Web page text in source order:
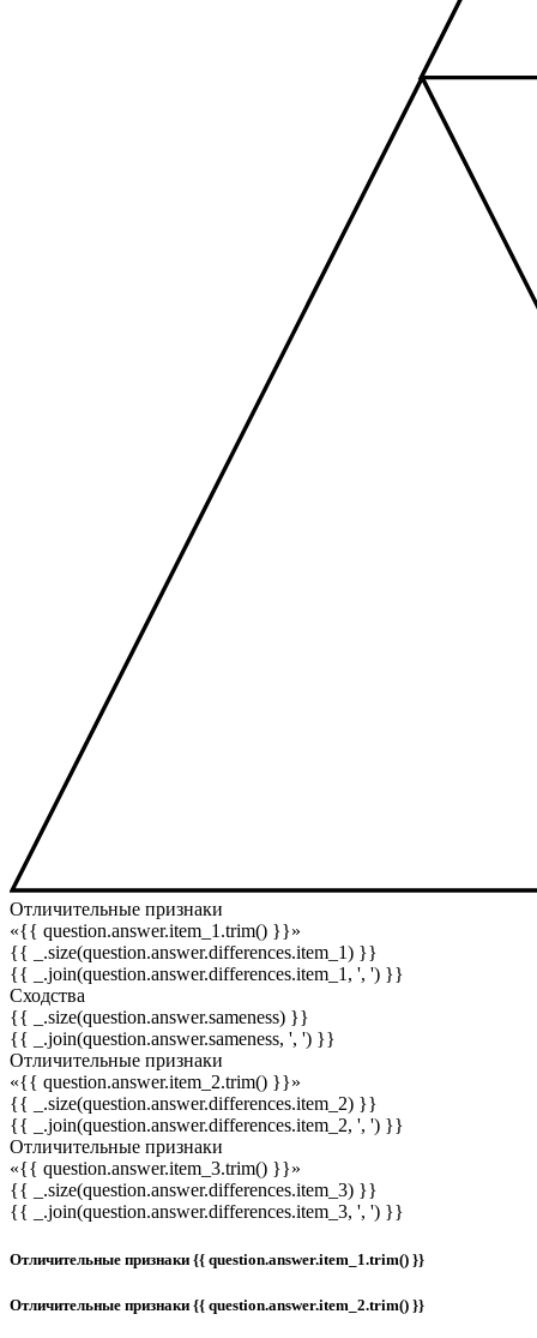
Отличительные признаки
«{{ question.answer.item_1.trim() }}»
{{ _.size(question.answer.differences.item_1) }}
{{ _.join(question.answer.differences.item_1, ', ') }}
Сходства
{{ _.size(question.answer.sameness) }}
{{ _.join(question.answer.sameness, ', ') }}
Отличительные признаки
«{{ question.answer.item_2.trim() }}»
{{ _.size(question.answer.differences.item_2) }}
{{ _.join(question.answer.differences.item_2, ', ') }}
Отличительные признаки
«{{ question.answer.item_3.trim() }}»
{{ _.size(question.answer.differences.item_3) }}
{{ _.join(question.answer.differences.item_3, ', ') }}
Отличительные признаки {{ question.answer.item_1.trim() }}
Отличительные признаки {{ question.answer.item_2.trim() }}